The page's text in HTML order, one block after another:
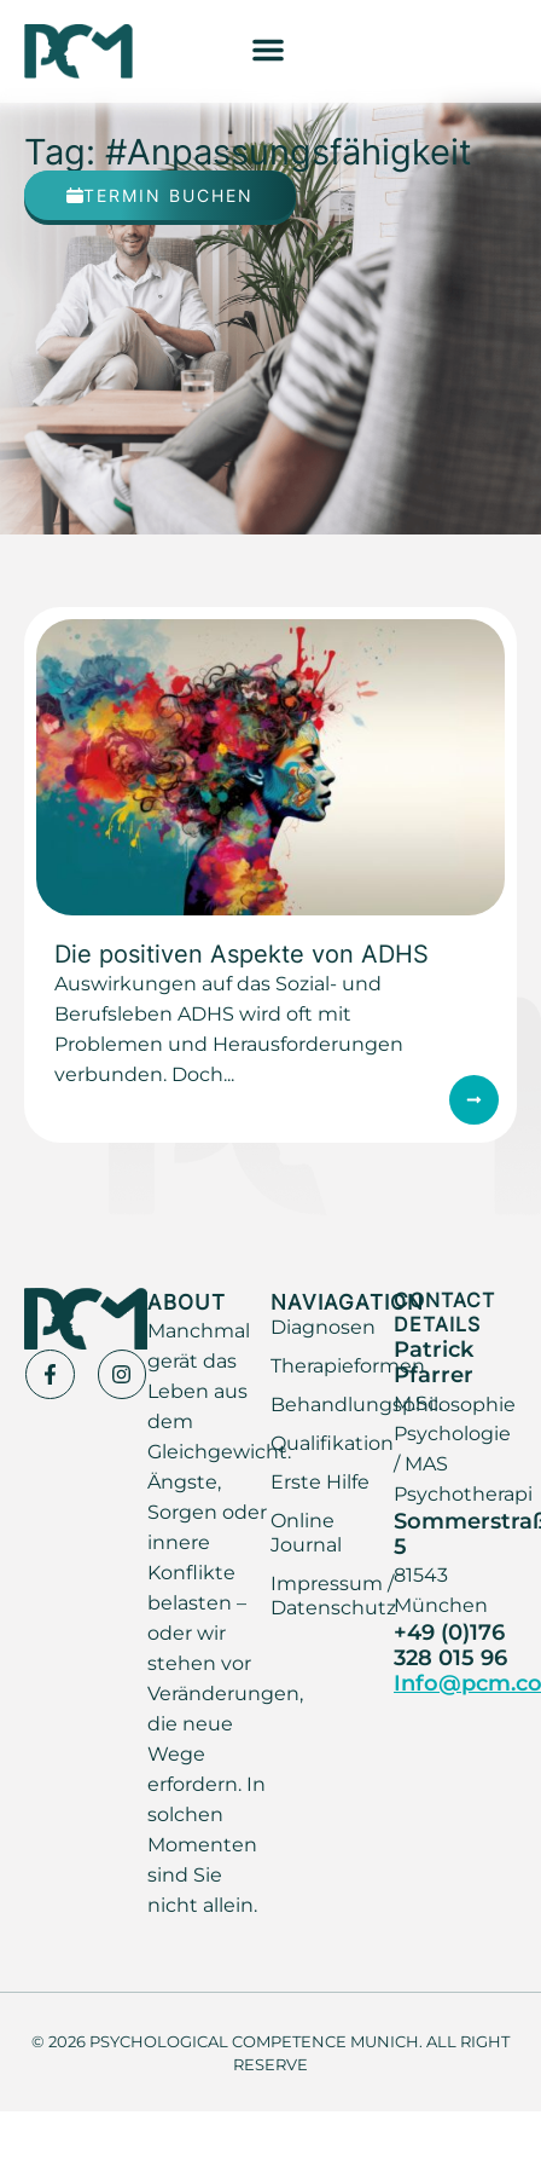
Tag: #Anpassungsfähigkeit
TERMIN BUCHEN
Die positiven Aspekte von ADHS
Auswirkungen auf das Sozial- und
Berufsleben ADHS wird oft mit
Problemen und Herausforderungen
verbunden. Doch...
ABOUT
Manchmal
gerät das
Leben aus
dem
Gleichgewicht.
Ängste,
Sorgen oder
innere
Konflikte
belasten –
oder wir
stehen vor
Veränderungen,
die neue
Wege
erfordern. In
solchen
Momenten
sind Sie
nicht allein.
NAVIAGATION
Diagnosen
Therapieformen
Behandlungsphilosophie
Qualifikation
Erste Hilfe
Online
Journal
Impressum /
Datenschutz
CONTACT
DETAILS
Patrick
Pfarrer
M.Sc.
Psychologie
/ MAS
Psychotherapi
5
81543
München
+49 (0)176
328 015 96
© 2026 PSYCHOLOGICAL COMPETENCE MUNICH. ALL RIGHT
RESERVE